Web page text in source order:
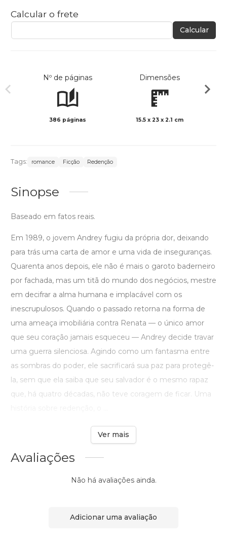
Calcular o frete
Calcular
Nº de páginas
386 páginas
Dimensões
15.5 x 23 x 2.1 cm
Tags: romance Ficção Redenção
Sinopse
Baseado em fatos reais.
Em 1989, o jovem Andrey fugiu da própria dor, deixando
para trás uma carta de amor e uma vida de inseguranças.
Quarenta anos depois, ele não é mais o garoto baderneiro
por fachada, mas um titã do mundo dos negócios, mestre
em decifrar a alma humana e implacável com os
inescrupulosos. Quando o passado retorna na forma de
uma ameaça imobiliária contra Renata — o único amor
que seu coração jamais esqueceu — Andrey decide travar
uma guerra silenciosa. Agindo como um fantasma entre
as sombras do poder, ele sacrificará sua paz para protegê-
la, sem que ela saiba que seu salvador é o mesmo rapaz
que, há quatro décadas, não teve coragem de ficar. Uma
Ver mais
Avaliações
Não há avaliações ainda.
Adicionar uma avaliação